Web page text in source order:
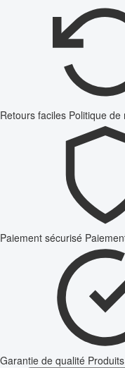
Retours faciles Politique
Paiement sécurisé
Garantie de qualité